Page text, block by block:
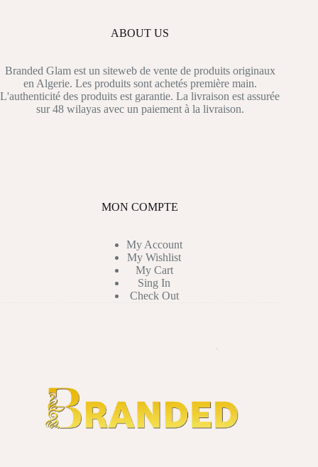
ABOUT US
Branded Glam est un siteweb de vente de produits originaux
en Algerie. Les produits sont achetés première main.
L'authenticité des produits est garantie. La livraison est assurée
sur 48 wilayas avec un paiement à la livraison.
MON COMPTE
My Account
My Wishlist
My Cart
Sing In
Check Out